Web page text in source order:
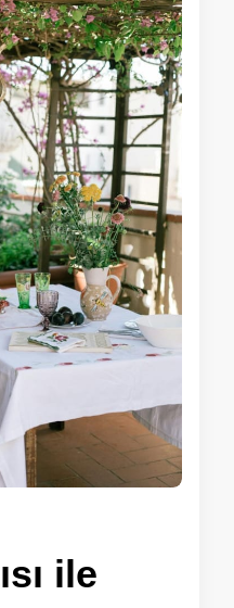
ile